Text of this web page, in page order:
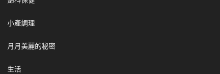
小產調理
月月美麗的秘密
生活